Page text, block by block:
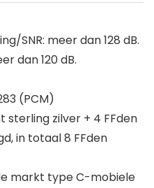
SNR: meer dan 128 dB.
dan 120 dB.
(PCM)
sterling zilver + 4 FFden
in totaal 8 FFden
markt type C-mobiele